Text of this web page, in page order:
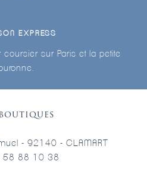
EXPRESS
coursier sur Paris et la petite
- 92140 - CLAMART
58 88 10 38